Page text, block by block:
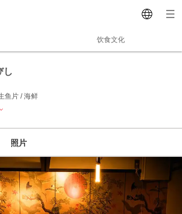
饮食文化
し
鱼片 / 海鲜
照片